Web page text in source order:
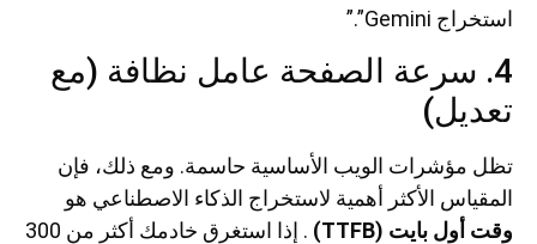
استخراج Gemini”.”
4. سرعة الصفحة عامل نظافة (مع
تعديل)
تظل مؤشرات الويب الأساسية حاسمة. ومع ذلك، فإن
المقياس الأكثر أهمية لاستخراج الذكاء الاصطناعي هو
وقت أول بايت (TTFB)
. إذا استغرق خادمك أكثر من 300